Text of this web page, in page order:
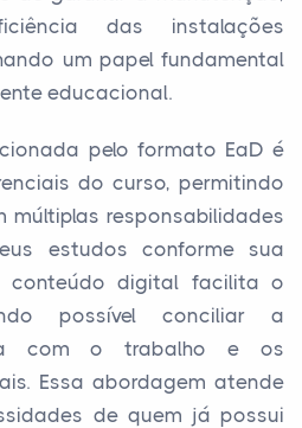
das instalações
um papel fundamental
educacional.
pelo formato EaD é
do curso, permitindo
múltiplas responsabilidades
estudos conforme sua
conteúdo digital facilita o
possível conciliar a
com o trabalho e os
Essa abordagem atende
de quem já possui